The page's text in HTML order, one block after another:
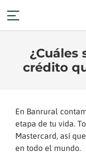
¿Cuáles
crédito
En Banrural
etapa de tu vida.
Mastercard, así
en todo el mundo.